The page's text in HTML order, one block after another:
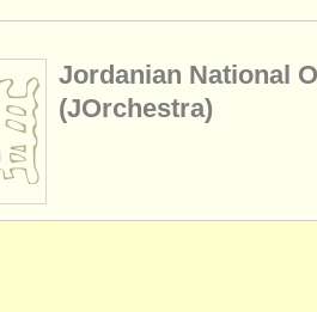
Jordanian National
(JOrchestra)